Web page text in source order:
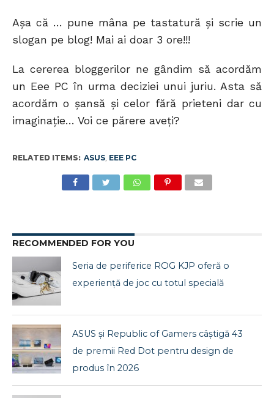
Aşa că … pune mâna pe tastatură şi scrie un
slogan pe blog! Mai ai doar 3 ore!!!
La cererea bloggerilor ne gândim să acordăm
un Eee PC în urma deciziei unui juriu. Asta să
acordăm o şansă şi celor fără prieteni dar cu
imaginaţie… Voi ce părere aveţi?
RELATED ITEMS: ASUS, EEE PC
RECOMMENDED FOR YOU
Seria de periferice ROG KJP oferă o
experiență de joc cu totul specială
ASUS și Republic of Gamers câștigă 43
de premii Red Dot pentru design de
produs în 2026